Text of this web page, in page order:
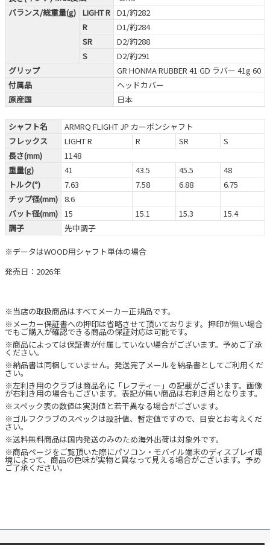
バランス/総重量(g) LIGHT R D1/約282
R
D1/約284
SR
D2/約288
S
D2/約291
グリップ
GR HONMA RUBBER 41 GD ラバー 41g 60
付属品
ヘッドカバー
原産国
日本
シャフト名
ARMRQ FLIGHT JP カーボンシャフト
フレックス
LIGHT R R SR
S
長さ(mm)
1148
重量(g)
41 43.5 45.5
48
トルク(°)
7.63 7.58 6.88
6.75
チップ径(mm) 8.6
バット径(mm) 15 15.1 15.3
15.4
調子
先中調子
※データはWOOD用シャフト単体の場合
発売日：2026年
※当店の取扱商品はすべてメーカー正規品です。
※メーカー保証書への押印は省略させて頂いております。押印が無い場合
でもご購入が確認できる商品の保証対応は可能です。
※商品によっては保証書が付属していない場合がございます。予めご了承
ください。
※納品書は同梱していません。発送完了メールを納品書としてご利用くだ
さい。
※左利き用のクラブは商品名に「レフティー」の記載がございます。画像
が右利き用の場合もございます。表記が無い商品は右利き用となります。
※スペック表の数値は実測値と若干異なる場合がございます。
※ゴルフクラブのスペックは設計値、暫定値ですので、目安とお考えくだ
さい。
※送料無料商品は国内発送のみのため海外出荷は対象外です。
※商品ページをご覧頂いた際にパソコン・モバイル端末のディスプレイ環
境によって、商品の色味が実物と異なって見える場合がございます。予め
ご了承ください。